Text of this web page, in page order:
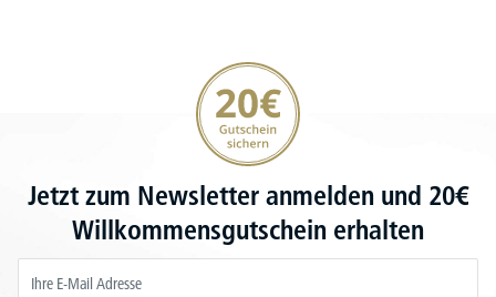
20€ Gutschein sichern
Jetzt zum Newsletter anmelden und 20€
Willkommensgutschein erhalten